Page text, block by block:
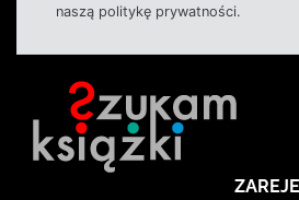
naszą politykę prywatności.